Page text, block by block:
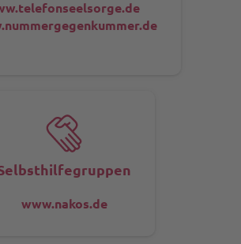
www.nakos.de